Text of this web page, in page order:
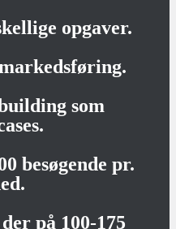
opgaver.
som
besøgende pr.
på 100-175